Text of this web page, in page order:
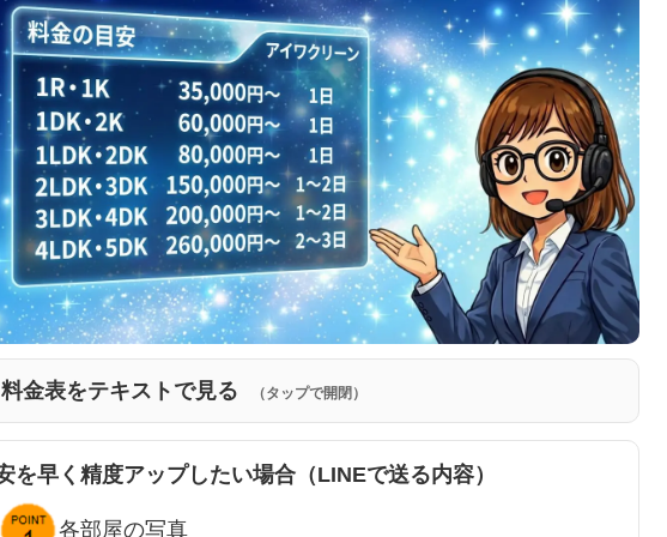
金表をテキストで見る （タップで開閉）
を早く精度アップしたい場合（LINEで送る内容）
各部屋の写真